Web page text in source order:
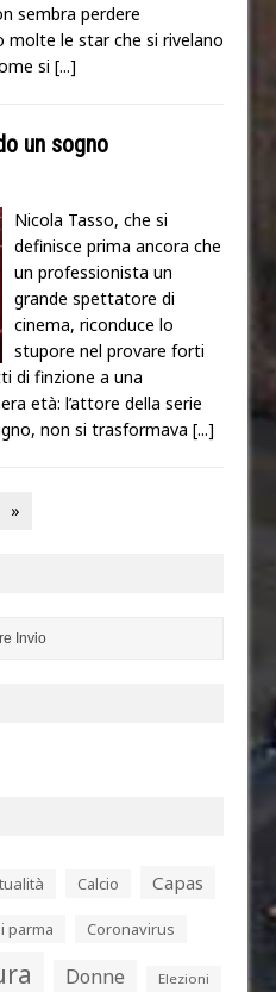
sembra perdere
molte le star che si rivelano
si [...]
un sogno
Nicola Tasso, che si
definisce prima ancora che
un professionista un
grande spettatore di
cinema, riconduce lo
stupore nel provare forti
di finzione a una
età: l’attore della serie
non si trasformava [...]
»
Calcio Capas
parma Coronavirus
Donne Elezioni